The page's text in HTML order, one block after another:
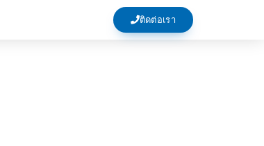
ติดต่อเรา